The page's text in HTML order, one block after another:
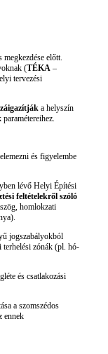
megkezdése előtt.
(TÉKA –
tervezési
a helyszín
paramétereihez.
és figyelembe
lévő Helyi Építési
feltételekről szóló
homlokzati
jogszabályokból
terhelési zónák (pl. hó-
és csatlakozási
a szomszédos
ennek